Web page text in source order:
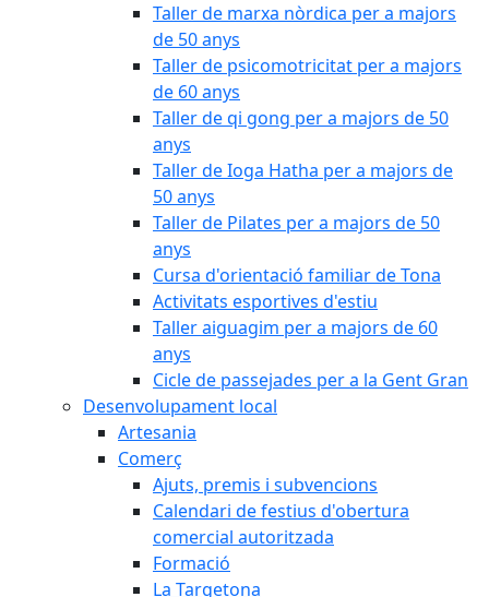
Taller de marxa nòrdica per a majors
de 50 anys
Taller de psicomotricitat per a majors
de 60 anys
Taller de qi gong per a majors de 50
anys
Taller de Ioga Hatha per a majors de
50 anys
Taller de Pilates per a majors de 50
anys
Cursa d'orientació familiar de Tona
Activitats esportives d'estiu
Taller aiguagim per a majors de 60
anys
Cicle de passejades per a la Gent Gran
Desenvolupament local
Artesania
Comerç
Ajuts, premis i subvencions
Calendari de festius d'obertura
comercial autoritzada
Formació
La Targetona